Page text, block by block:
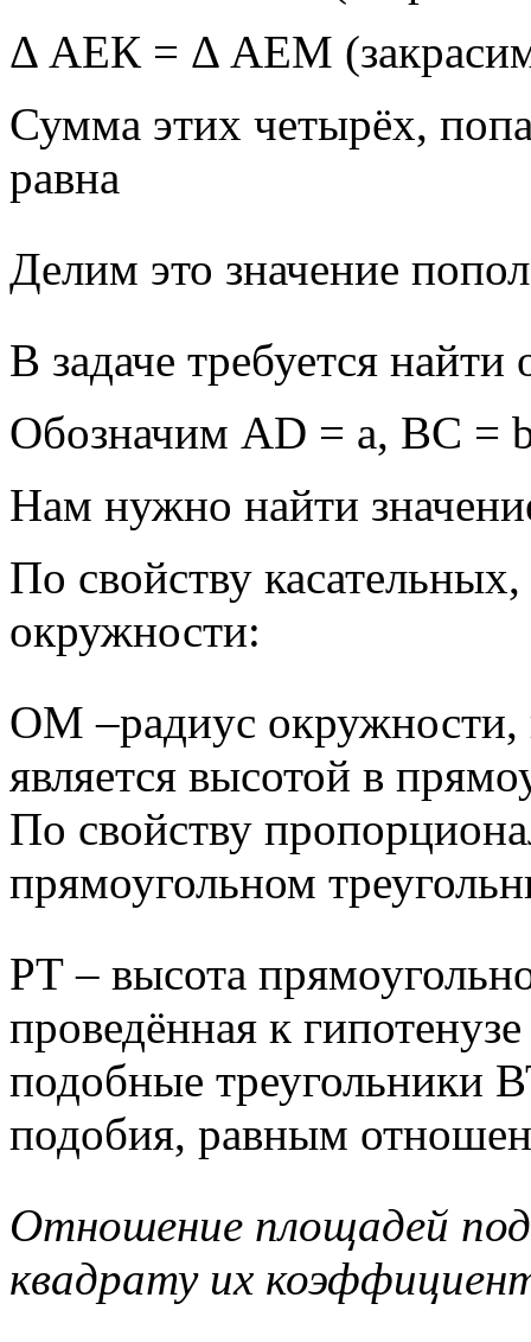
Δ АЕК = Δ АЕМ
Сумма этих четырёх,
равна
Делим это значение
В задаче требуется
Обозначим AD = a, BC =
Нам нужно найти
По свойству
окружности:
ОМ –радиус окружности,
является высотой в
По свойству
прямоугольном
РТ – высота
проведённая к
подобные треугольники
подобия, равным
Отношение площадей
квадрату их